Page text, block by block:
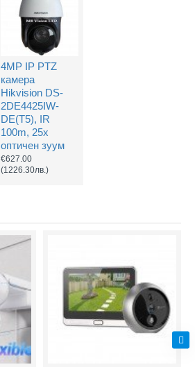
4MP IP PTZ
камера
Hikvision DS-
2DE4425IW-
DE(T5), IR
100m, 25x
оптичен зуум
€627.00
(1226.30лв.)